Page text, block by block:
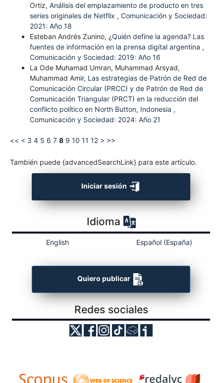
Ortiz, Análisis del emplazamiento de producto en tres
series originales de Netflix , Comunicación y Sociedad:
2021: Año 18
Esteban Andrés Zunino, ¿Quién define la agenda? Las
fuentes de información en la prensa digital argentina ,
Comunicación y Sociedad: 2019: Año 16
La Ode Muhamad Umran, Muhammad Arsyad,
Muhammad Amir, Las estrategias de Patrón de Red de
Comunicación Circular (PRCC) y de Patrón de Red de
Comunicación Triangular (PRCT) en la reducción del
conflicto político en North Button, Indonesia ,
Comunicación y Sociedad: 2024: Año 21
<< < 3 4 5 6 7 8 9 10 11 12 > >>
También puede {advancedSearchLink} para este artículo.
Iniciar sesión
Idioma
English Español (España)
Quiero publicar
Redes sociales